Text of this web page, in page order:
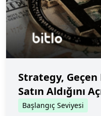
Strategy,
Satın Aldığını
Başlangıç Seviyesi